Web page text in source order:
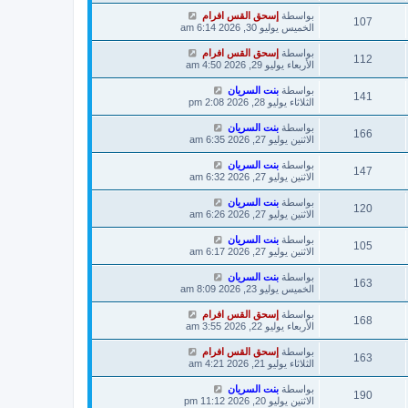
107 بواسطة إسحق القس افرام
الخميس يوليو 30, 2026 6:14 am
112 بواسطة إسحق القس افرام
الأربعاء يوليو 29, 2026 4:50 am
141 بواسطة بنت السريان
الثلاثاء يوليو 28, 2026 2:08 pm
166 بواسطة بنت السريان
الاثنين يوليو 27, 2026 6:35 am
147 بواسطة بنت السريان
الاثنين يوليو 27, 2026 6:32 am
120 بواسطة بنت السريان
الاثنين يوليو 27, 2026 6:26 am
105 بواسطة بنت السريان
الاثنين يوليو 27, 2026 6:17 am
163 بواسطة بنت السريان
الخميس يوليو 23, 2026 8:09 am
168 بواسطة إسحق القس افرام
الأربعاء يوليو 22, 2026 3:55 am
163 بواسطة إسحق القس افرام
الثلاثاء يوليو 21, 2026 4:21 am
190 بواسطة بنت السريان
الاثنين يوليو 20, 2026 11:12 pm